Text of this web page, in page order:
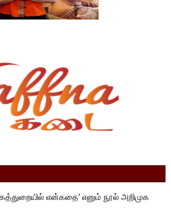
என்கதை’ எனும் நூல் அறிமுக